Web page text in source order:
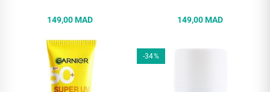
149,00 MAD 149,00 MAD
-34%